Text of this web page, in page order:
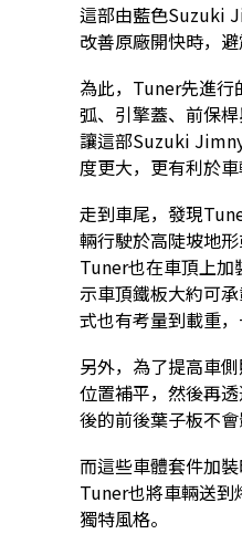
這部由藍色Suzuki
改善原廠開快時，
為此，Tuner先進行
弧、引擎蓋、前保
讓這部Suzuki
度更大，更有利於車
走到車尾，發現
輛行駛於高陡坡地
Tuner也在車頂上加
示車頂鐵板大約可
式也有考量到載重
另外，為了提高車
位置補平，然後再
後的前後葉子板不
而這些車體套件加
Tuner也將車輛送到
獨特風格。